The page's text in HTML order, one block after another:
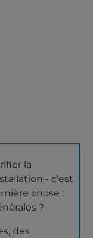
la
- c'est
chose :
?
des